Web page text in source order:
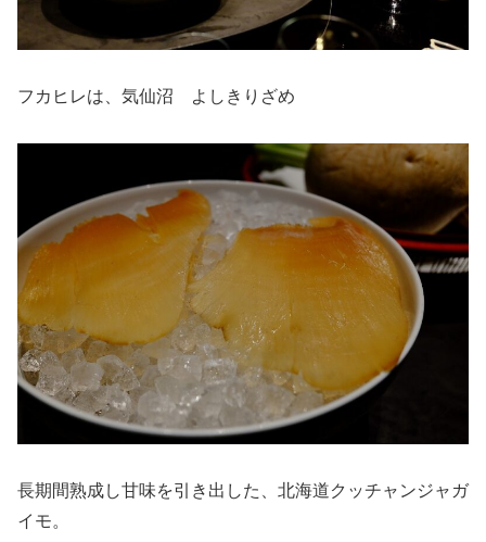
フカヒレは、気仙沼 よしきりざめ
長期間熟成し甘味を引き出した、北海道クッチャンジャガ
イモ。